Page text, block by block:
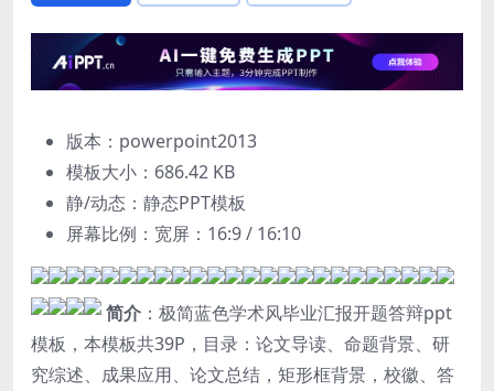
版本：powerpoint2013
模板大小： 686.42 KB
静/动态：静态PPT模板
屏幕比例：宽屏：16:9 / 16:10
简介 ：极简蓝色学术风毕业汇报开题答辩ppt
模板，本模板共39P，目录：论文导读、命题背景、研
究综述、成果应用、论文总结，矩形框背景，校徽、答